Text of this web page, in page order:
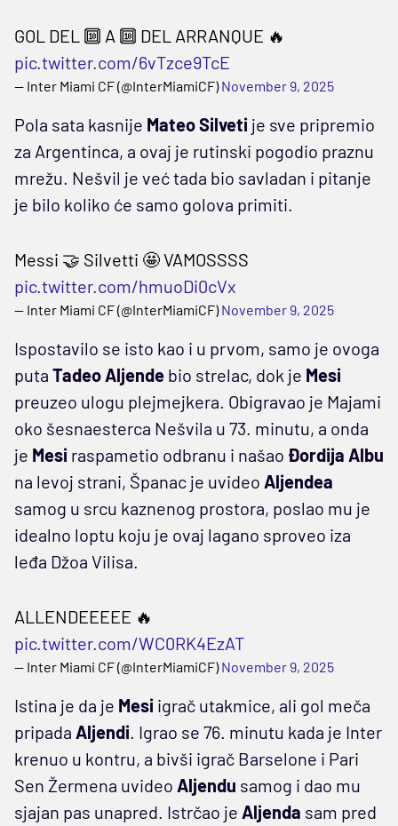
GOL DEL 🔟 A 🔟 DEL ARRANQUE 🔥
pic.twitter.com/6vTzce9TcE
— Inter Miami CF (@InterMiamiCF)November 9, 2025
Pola sata kasnije Mateo Silveti je sve pripremio
za Argentinca, a ovaj je rutinski pogodio praznu
mrežu. Nešvil je već tada bio savladan i pitanje
je bilo koliko će samo golova primiti.
Messi 🤝 Silvetti 🤩 VAMOSSSS
pic.twitter.com/hmuoDi0cVx
— Inter Miami CF (@InterMiamiCF)November 9, 2025
Ispostavilo se isto kao i u prvom, samo je ovoga
puta Tadeo Aljende bio strelac, dok je Mesi
preuzeo ulogu plejmejkera. Obigravao je Majami
oko šesnaesterca Nešvila u 73. minutu, a onda
je Mesi raspametio odbranu i našao Đordija Albu
na levoj strani, Španac je uvideo Aljendea
samog u srcu kaznenog prostora, poslao mu je
idealno loptu koju je ovaj lagano sproveo iza
leđa Džoa Vilisa.
ALLENDEEEEE 🔥
pic.twitter.com/WC0RK4EzAT
— Inter Miami CF (@InterMiamiCF)November 9, 2025
Istina je da je Mesi igrač utakmice, ali gol meča
pripada Aljendi. Igrao se 76. minutu kada je Inter
krenuo u kontru, a bivši igrač Barselone i Pari
Sen Žermena uvideo Aljendu samog i dao mu
sjajan pas unapred. Istrčao je Aljenda sam pred